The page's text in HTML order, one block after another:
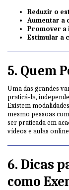
Reduzir o
Aumentar a
Promover a
Estimular a
5. Quem
Uma das grandes
praticá-la,
Existem
mesmo pessoas
ser praticada em
vídeos e aulas
6. Dicas
como